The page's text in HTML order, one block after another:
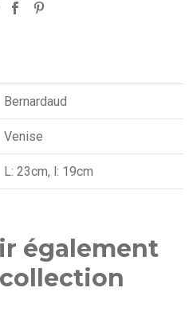
Bernardaud
Venise
L: 23cm, l: 19cm
également